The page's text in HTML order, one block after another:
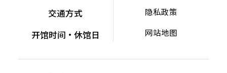
交通方式
开馆时间・休馆日
隐私政策
网站地图